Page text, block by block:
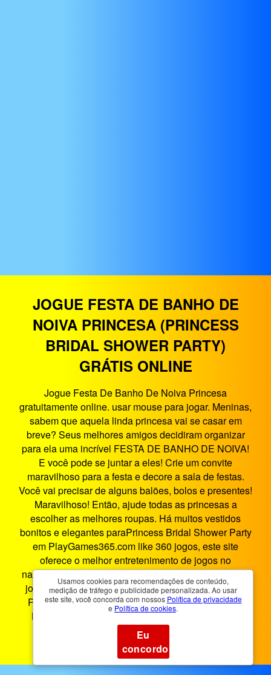
JOGUE FESTA DE BANHO DE
NOIVA PRINCESA (PRINCESS
BRIDAL SHOWER PARTY)
GRÁTIS ONLINE
Jogue Festa De Banho De Noiva Princesa
gratuitamente online. usar mouse para jogar. Meninas,
sabem que aquela linda princesa vai se casar em
breve? Seus melhores amigos decidiram organizar
para ela uma incrível FESTA DE BANHO DE NOIVA!
E você pode se juntar a eles! Crie um convite
maravilhoso para a festa e decore a sala de festas.
Você vai precisar de alguns balões, bolos e presentes!
Maravilhoso! Então, ajude todas as princesas a
escolher as melhores roupas. Há muitos vestidos
bonitos e elegantes paraPrincess Bridal Shower Party
em PlayGames365.com like 360 jogos, este site
oferece o melhor entretenimento de jogos no
navegador. Festa De Banho De Noiva Princesa é um
jogo HTML5 que funciona em smartphones, tablets,
PCs e TVs inteligentes. Você pode jogar Festa De
Banho De Noiva Princesa em qualquer lugar e a
qualquer hora 360.
Usamos cookies para recomendações de conteúdo,
medição de tráfego e publicidade personalizada. Ao usar
este site, você concorda com nossos Política de privacidade
e Política de cookies.
Eu
concordo